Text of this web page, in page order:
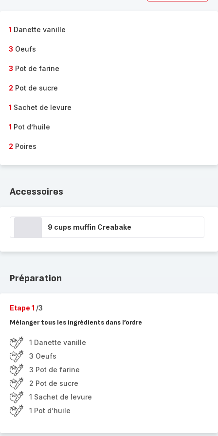
1 Danette vanille
3 Oeufs
3 Pot de farine
2 Pot de sucre
1 Sachet de levure
1 Pot d’huile
2 Poires
Accessoires
9 cups muffin Creabake
Préparation
Etape 1 /3
Mélanger tous les ingrédients dans l’ordre
1 Danette vanille
3 Oeufs
3 Pot de farine
2 Pot de sucre
1 Sachet de levure
1 Pot d’huile